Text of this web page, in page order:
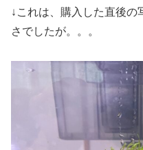
↓これは、購入した直後
さでしたが。。。